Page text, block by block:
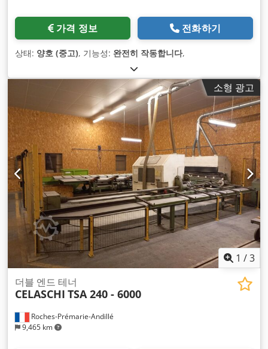
가격 정보 전화하기
상태: 양호 (중고), 기능성: 완전히 작동합니다,
소형 광고
1 /3
Roches-Prémarie-Andillé
9,465 km
더블 엔드 테너
CELASCHI TSA 240 - 6000